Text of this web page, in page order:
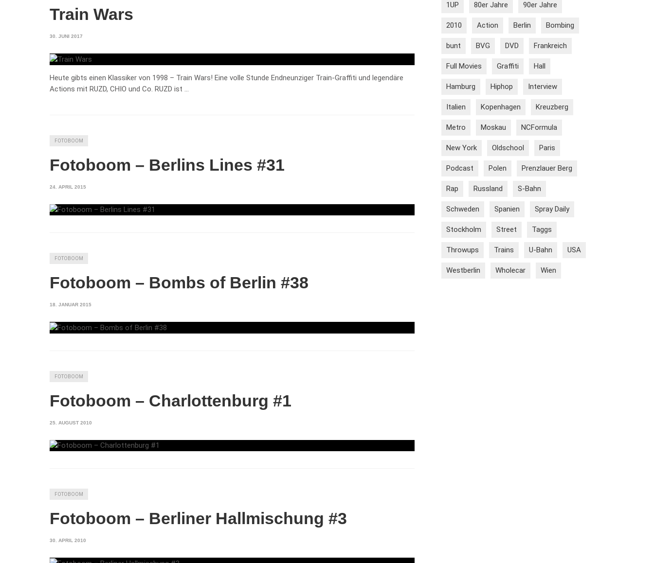
Train Wars
30. JUNI 2017
Heute gibts einen Klassiker von 1998 – Train Wars! Eine volle Stunde Endneunziger Train-Graffiti und legendäre
Actions mit RUZD, CHIO und Co. RUZD ist …
FOTOBOOM
Fotoboom – Berlins Lines #31
24. APRIL 2015
FOTOBOOM
Fotoboom – Bombs of Berlin #38
18. JANUAR 2015
FOTOBOOM
Fotoboom – Charlottenburg #1
25. AUGUST 2010
FOTOBOOM
Fotoboom – Berliner Hallmischung #3
30. APRIL 2010
1UP 80er Jahre 90er Jahre
2010 Action Berlin Bombing
bunt BVG DVD Frankreich
Full Movies Graffiti Hall
Hamburg Hiphop Interview
Italien Kopenhagen Kreuzberg
Metro Moskau NCFormula
New York Oldschool Paris
Podcast Polen Prenzlauer Berg
Rap Russland S-Bahn
Schweden Spanien Spray Daily
Stockholm Street Taggs
Throwups Trains U-Bahn USA
Westberlin Wholecar Wien